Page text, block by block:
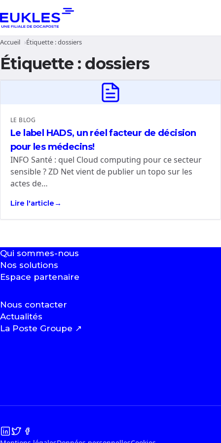
Accueil Étiquette :dossiers
Étiquette : dossiers
LE BLOG
Le label HADS, un réel facteur de décision
pour les médecins!
INFO Santé : quel Cloud computing pour ce secteur
sensible ? ZD Net vient de publier un topo sur les
actes de…
Lire l'article
Qui sommes-nous
Nos solutions
Espace partenaire
Nous contacter
Actualités
La Poste Groupe ↗